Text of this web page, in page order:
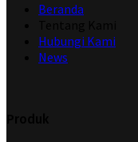
Beranda
Hubungi Kami
News